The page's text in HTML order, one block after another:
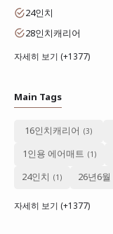
24인치
28인치캐리어
자세히 보기 (+1377)
Main Tags
16인치캐리어
1인용 에어매트
24인치
26년6월
자세히 보기 (+1377)